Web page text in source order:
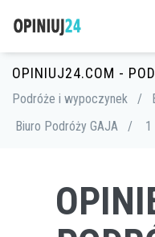
OPINIUJ24.COM -
Podróże i wypoczynek /
Biuro Podróży GAJA
/ 1